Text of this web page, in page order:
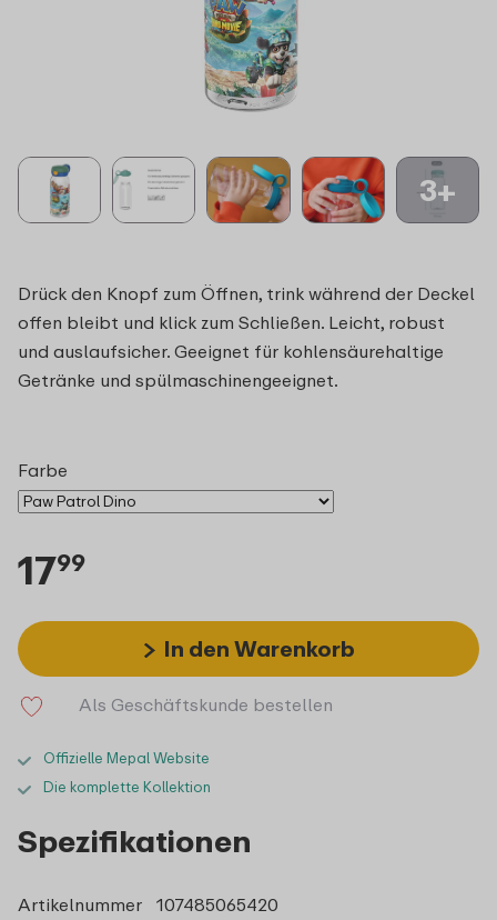
3+
Drück den Knopf zum Öffnen, trink während der Deckel
offen bleibt und klick zum Schließen. Leicht, robust
und auslaufsicher. Geeignet für kohlensäurehaltige
Getränke und spülmaschinengeeignet.
Farbe
1799
In den Warenkorb
Als Geschäftskunde bestellen
Offizielle Mepal Website
Die komplette Kollektion
Spezifikationen
Artikelnummer
107485065420